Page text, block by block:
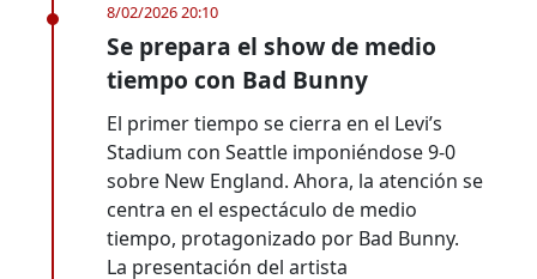
8/02/2026 20:10
Se prepara el show de medio
tiempo con Bad Bunny
El primer tiempo se cierra en el Levi’s
Stadium con Seattle imponiéndose 9-0
sobre New England. Ahora, la atención se
centra en el espectáculo de medio
tiempo, protagonizado por Bad Bunny.
La presentación del artista